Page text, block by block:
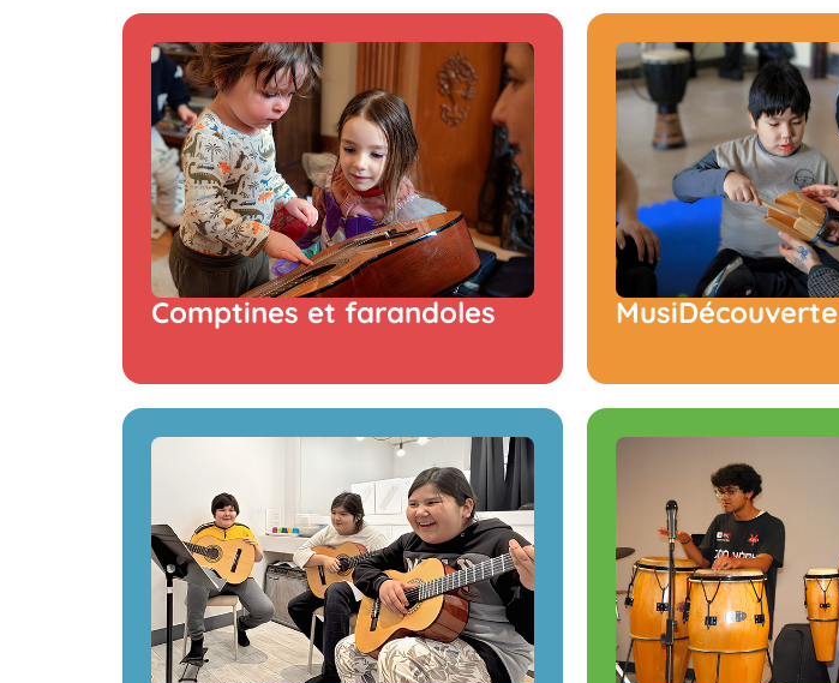
Comptines et farandoles MusiDécouverte